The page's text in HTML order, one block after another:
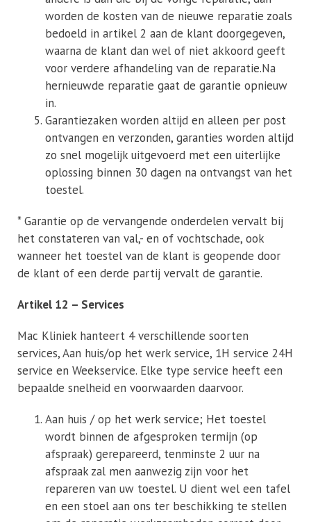
worden de kosten van de nieuwe reparatie zoals
bedoeld in artikel 2 aan de klant doorgegeven,
waarna de klant dan wel of niet akkoord geeft
voor verdere afhandeling van de reparatie.Na
hernieuwde reparatie gaat de garantie opnieuw
in.
Garantiezaken worden altijd en alleen per post
ontvangen en verzonden, garanties worden altijd
zo snel mogelijk uitgevoerd met een uiterlijke
oplossing binnen 30 dagen na ontvangst van het
toestel.
* Garantie op de vervangende onderdelen vervalt bij
het constateren van val,- en of vochtschade, ook
wanneer het toestel van de klant is geopende door
de klant of een derde partij vervalt de garantie.
Artikel 12 – Services
Mac Kliniek hanteert 4 verschillende soorten
services, Aan huis/op het werk service, 1H service 24H
service en Weekservice. Elke type service heeft een
bepaalde snelheid en voorwaarden daarvoor.
Aan huis / op het werk service; Het toestel
wordt binnen de afgesproken termijn (op
afspraak) gerepareerd, tenminste 2 uur na
afspraak zal men aanwezig zijn voor het
repareren van uw toestel. U dient wel een tafel
en een stoel aan ons ter beschikking te stellen